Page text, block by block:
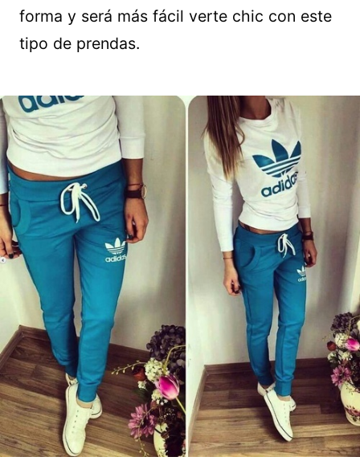
forma y será más fácil verte chic con este
tipo de prendas.